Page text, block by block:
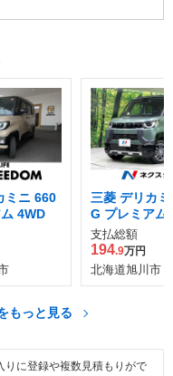
ミニ 660
4WD
三菱 デリカ
G プレミアム
支払総額
194.9万円
北海道旭川市
もっと見る
りに登録や複数見積もりがで